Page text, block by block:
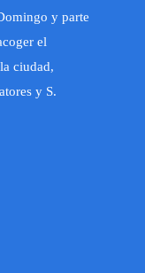
y parte
el
ciudad,
y S.